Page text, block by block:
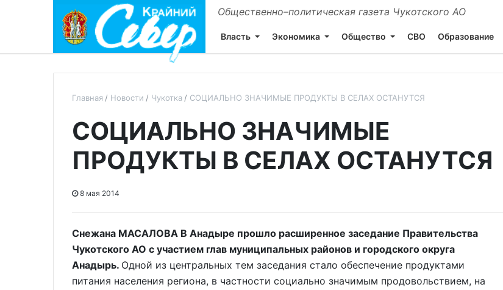
Общественно–политическая газета Чукотского АО
Власть Экономика Общество СВО Образование
Главная Новости Чукотка СОЦИАЛЬНО ЗНАЧИМЫЕ ПРОДУКТЫ В СЕЛАХ ОСТАНУТСЯ
СОЦИАЛЬНО ЗНАЧИМЫЕ
ПРОДУКТЫ В СЕЛАХ ОСТАНУТСЯ
8 мая 2014
Снежана МАСАЛОВА В Анадыре прошло расширенное заседание Правительства
Чукотского АО с участием глав муниципальных районов и городского округа
Анадырь. Одной из центральных тем заседания стало обеспечение продуктами
питания населения региона, в частности социально значимым продовольствием, на